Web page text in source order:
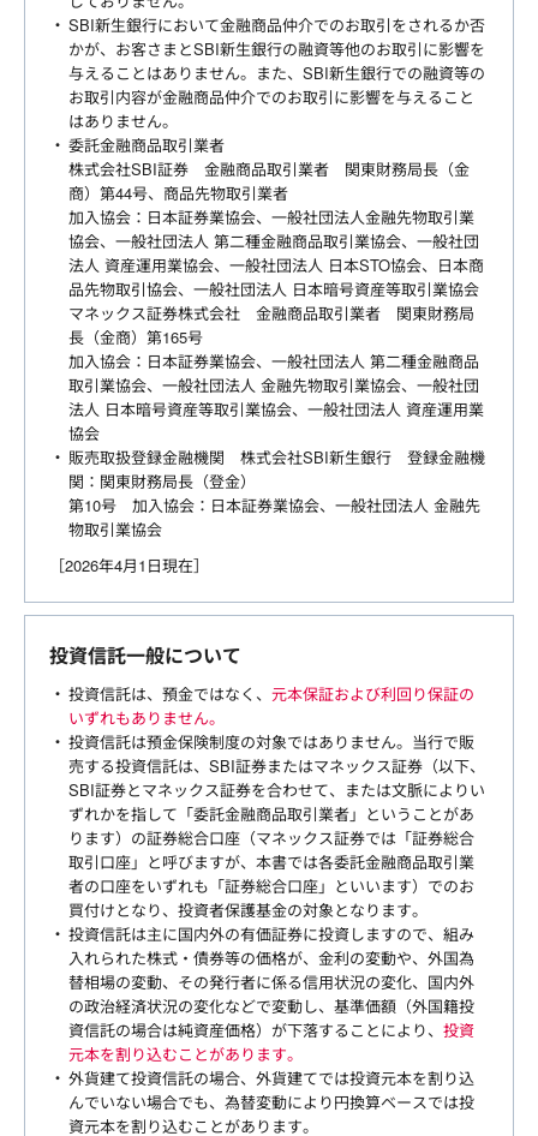
SBI新生銀行において金融商品仲介でのお取引をされるか否
かが、お客さまとSBI新生銀行の融資等他のお取引に影響を
与えることはありません。また、SBI新生銀行での融資等の
お取引内容が金融商品仲介でのお取引に影響を与えること
はありません。
委託金融商品取引業者
株式会社SBI証券 金融商品取引業者 関東財務局長（金
商）第44号、商品先物取引業者
加入協会：日本証券業協会、一般社団法人金融先物取引業
協会、一般社団法人 第二種金融商品取引業協会、一般社団
法人 資産運用業協会、一般社団法人 日本STO協会、日本商
品先物取引協会、一般社団法人 日本暗号資産等取引業協会
マネックス証券株式会社 金融商品取引業者 関東財務局
長（金商）第165号
加入協会：日本証券業協会、一般社団法人 第二種金融商品
取引業協会、一般社団法人 金融先物取引業協会、一般社団
法人 日本暗号資産等取引業協会、一般社団法人 資産運用業
協会
販売取扱登録金融機関 株式会社SBI新生銀行 登録金融機
関：関東財務局長（登金）
第10号 加入協会：日本証券業協会、一般社団法人 金融先
物取引業協会
［2026年4月1日現在］
投資信託一般について
投資信託は、預金ではなく、 元本保証および利回り保証の
いずれもありません。
投資信託は預金保険制度の対象ではありません。当行で販
売する投資信託は、SBI証券またはマネックス証券（以下、
SBI証券とマネックス証券を合わせて、または文脈によりい
ずれかを指して「委託金融商品取引業者」ということがあ
ります）の証券総合口座（マネックス証券では「証券総合
取引口座」と呼びますが、本書では各委託金融商品取引業
者の口座をいずれも「証券総合口座」といいます）でのお
買付けとなり、投資者保護基金の対象となります。
投資信託は主に国内外の有価証券に投資しますので、組み
入れられた株式・債券等の価格が、金利の変動や、外国為
替相場の変動、その発行者に係る信用状況の変化、国内外
の政治経済状況の変化などで変動し、基準価額（外国籍投
資信託の場合は純資産価格）が下落することにより、 投資
元本を割り込むことがあります。
外貨建て投資信託の場合、外貨建てでは投資元本を割り込
んでいない場合でも、為替変動により円換算ベースでは投
資元本を割り込むことがあります。